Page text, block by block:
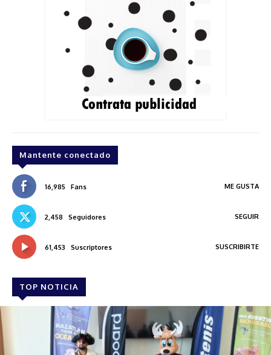
Mantente conectado
16,985 Fans ME GUSTA
2,458 Seguidores SEGUIR
61,453 Suscriptores SUSCRIBIRTE
TOP NOTICIA